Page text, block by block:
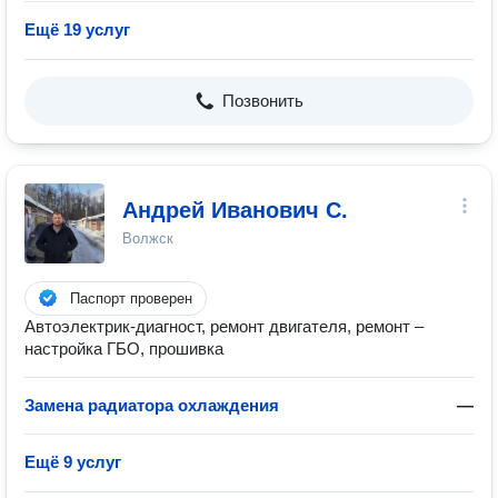
Ещё 19 услуг
Позвонить
Андрей Иванович С.
Волжск
Паспорт проверен
Автоэлектрик-диагност, ремонт двигателя, ремонт –
настройка ГБО, прошивка
Замена радиатора охлаждения —
Ещё 9 услуг